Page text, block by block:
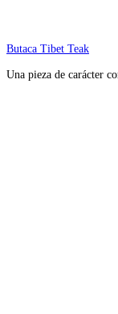
Butaca Tibet Teak
Una pieza de carácter